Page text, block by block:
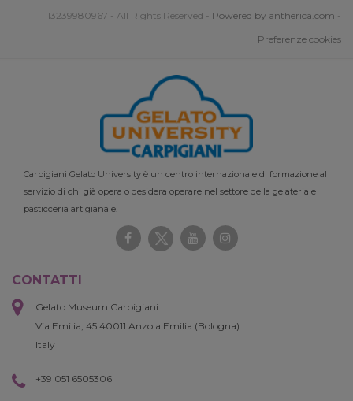
13239980967 - All Rights Reserved - Powered by antherica.com -
Preferenze cookies
Carpigiani Gelato University è un centro internazionale di formazione al
servizio di chi già opera o desidera operare nel settore della gelateria e
pasticceria artigianale.
CONTATTI
Gelato Museum Carpigiani
Via Emilia, 45 40011 Anzola Emilia (Bologna)
Italy
+39 051 6505306